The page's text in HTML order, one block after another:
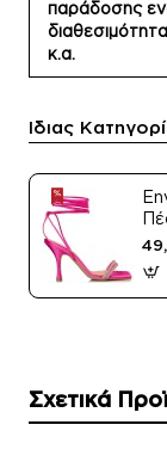
παράδοσης
κ.α.
Ίδιας
Σχετικά